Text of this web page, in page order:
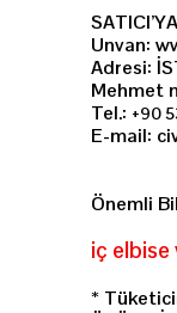
Unvan:
Adresi:
Mehmet
Tel.: +90
E-mail:
Önemli
iç elbise
*